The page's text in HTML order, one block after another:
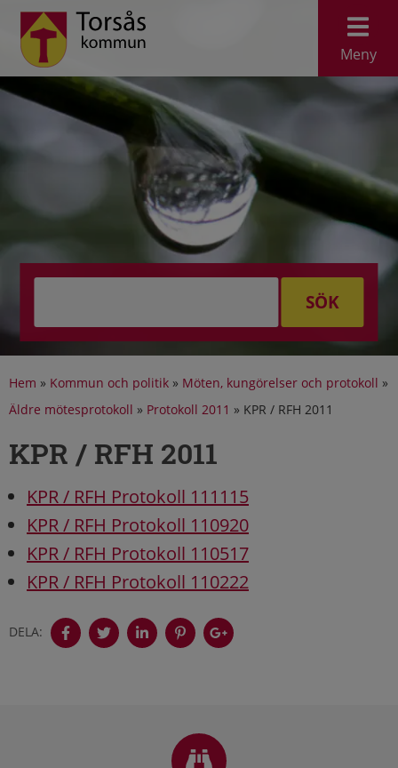
Meny
SÖK
Hem » Kommun och politik » Möten, kungörelser och protokoll »
Äldre mötesprotokoll » Protokoll 2011 » KPR / RFH 2011
KPR / RFH 2011
KPR / RFH Protokoll 111115
KPR / RFH Protokoll 110920
KPR / RFH Protokoll 110517
KPR / RFH Protokoll 110222
DELA: